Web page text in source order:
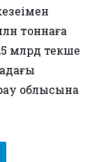
тоннаға
млрд текше
облысына